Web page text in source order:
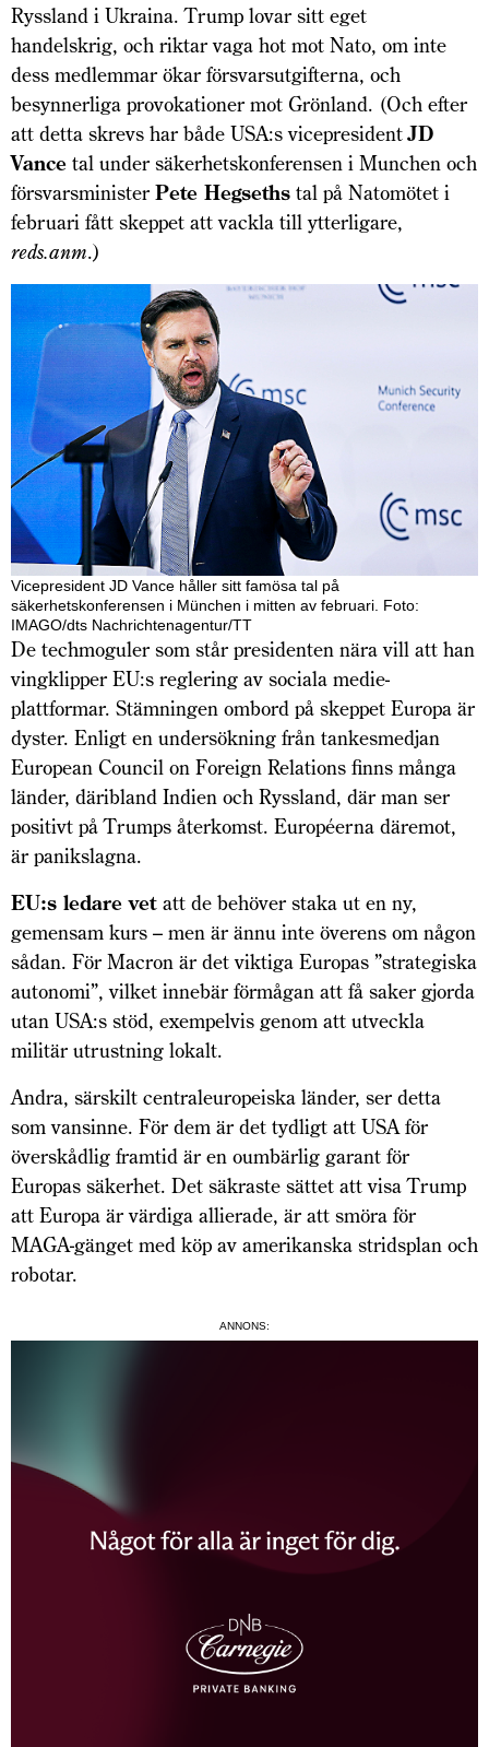
Ryssland i Ukraina. Trump lovar sitt eget
handelskrig, och riktar vaga hot mot Nato, om inte
dess medlemmar ökar försvarsutgifterna, och
besynnerliga provokationer mot Grönland. (Och efter
att detta skrevs har både USA:s vicepresidentJD
Vance tal under säkerhetskonferensen i Munchen och
försvarsminister Pete Hegseths tal på Natomötet i
februari fått skeppet att vackla till ytterligare,
reds.anm.)
Vicepresident JD Vance håller sitt famösa tal på
säkerhetskonferensen i München i mitten av februari. Foto:
IMAGO/dts Nachrichtenagentur/TT
De techmoguler som står presidenten nära vill att han
vingklipper EU:s reglering av sociala medie­
plattformar. Stämningen ombord på skeppet Europa är
dyster. Enligt en undersökning från tankesmedjan
European Council on Foreign Relations finns många
länder, däribland Indien och Ryssland, där man ser
positivt på Trumps återkomst. Européerna däremot,
är panikslagna.
EU:s ledare vet att de behöver staka ut en ny,
gemensam kurs – men är ännu inte överens om någon
sådan. För Macron är det viktiga Europas ”strategiska
autonomi”, vilket innebär förmågan att få saker gjorda
utan USA:s stöd, exempelvis genom att utveckla
militär utrustning lokalt.
Andra, särskilt centraleuropeiska länder, ser detta
som vansinne. För dem är det tydligt att USA för
överskådlig framtid är en oumbärlig garant för
Europas säkerhet. Det säkraste sättet att visa Trump
att Europa är värdiga allierade, är att smöra för
MAGA-gänget med köp av amerikanska stridsplan och
robotar.
ANNONS: